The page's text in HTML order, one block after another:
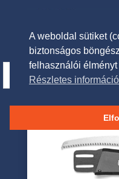
A weboldal sütiket
biztonságos
felhasználói élményt
Részletes